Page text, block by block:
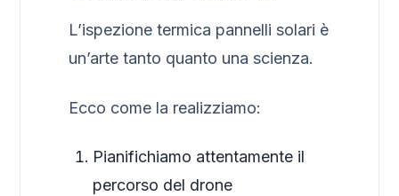
L’ispezione termica pannelli solari è
un’arte tanto quanto una scienza.
Ecco come la realizziamo:
Pianifichiamo attentamente il
percorso del drone